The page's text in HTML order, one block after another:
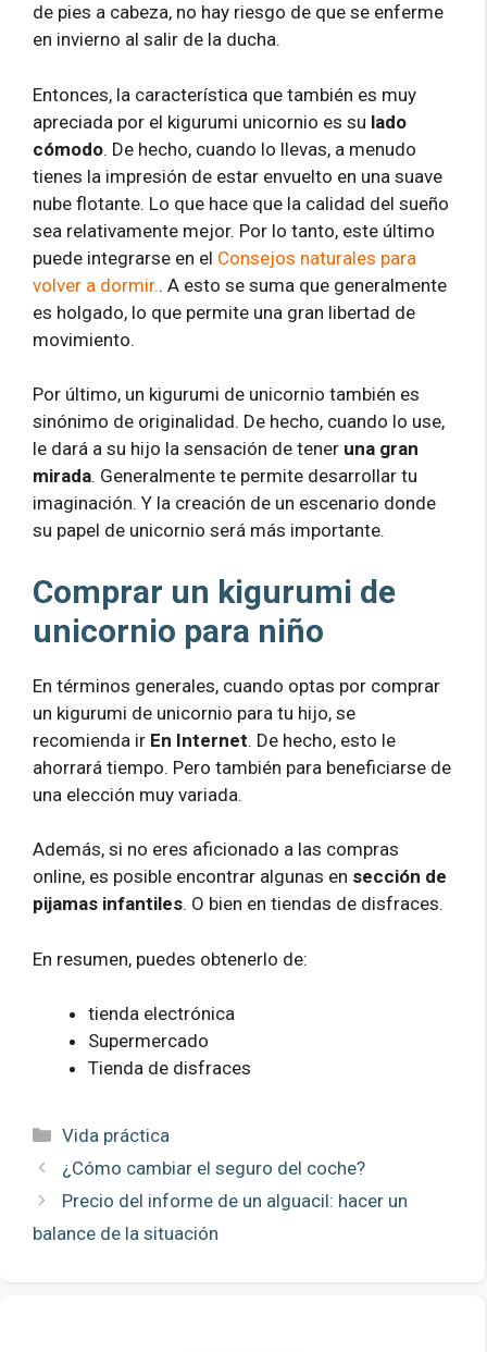
de pies a cabeza, no hay riesgo de que se enferme
en invierno al salir de la ducha.
Entonces, la característica que también es muy
apreciada por el kigurumi unicornio es su lado
cómodo. De hecho, cuando lo llevas, a menudo
tienes la impresión de estar envuelto en una suave
nube flotante. Lo que hace que la calidad del sueño
sea relativamente mejor. Por lo tanto, este último
puede integrarse en el Consejos naturales para
volver a dormir.. A esto se suma que generalmente
es holgado, lo que permite una gran libertad de
movimiento.
Por último, un kigurumi de unicornio también es
sinónimo de originalidad. De hecho, cuando lo use,
le dará a su hijo la sensación de tener una gran
mirada. Generalmente te permite desarrollar tu
imaginación. Y la creación de un escenario donde
su papel de unicornio será más importante.
Comprar un kigurumi de
unicornio para niño
En términos generales, cuando optas por comprar
un kigurumi de unicornio para tu hijo, se
recomienda ir En Internet. De hecho, esto le
ahorrará tiempo. Pero también para beneficiarse de
una elección muy variada.
Además, si no eres aficionado a las compras
online, es posible encontrar algunas en sección de
pijamas infantiles. O bien en tiendas de disfraces.
En resumen, puedes obtenerlo de:
tienda electrónica
Supermercado
Tienda de disfraces
Categorías
Vida práctica
¿Cómo cambiar el seguro del coche?
Precio del informe de un alguacil: hacer un
balance de la situación